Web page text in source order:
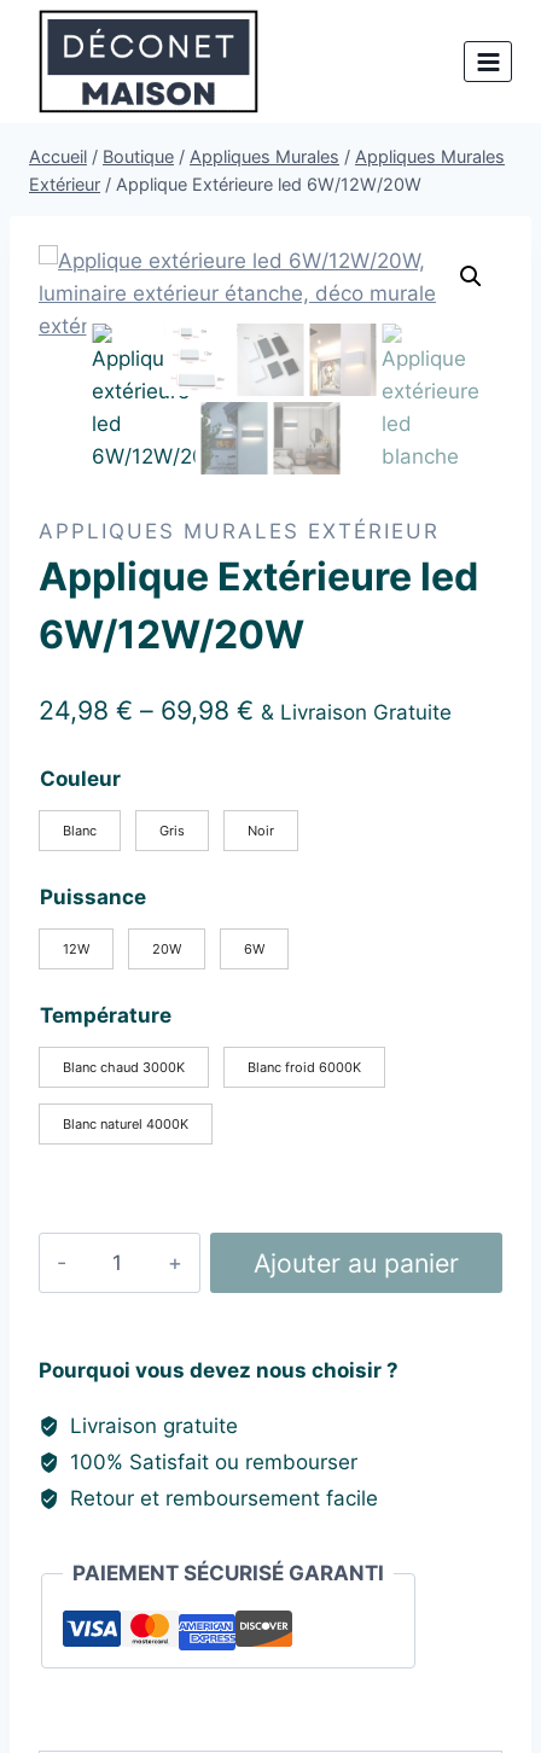
Aller
contenu
Accueil / Boutique / Appliques Murales / Appliques Murales
Extérieur / Applique Extérieure led 6W/12W/20W
APPLIQUES MURALES EXTÉRIEUR
Applique Extérieure led
6W/12W/20W
24,98 € – 69,98 € & Livraison Gratuite
Couleur
Blanc Gris Noir
Puissance
12W 20W 6W
Température
Blanc chaud 3000K Blanc froid 6000K
Blanc naturel 4000K
quantité
led
6W/12W/20W
Ajouter au panier
Pourquoi vous devez nous choisir ?
Livraison gratuite
100% Satisfait ou rembourser
Retour et remboursement facile
PAIEMENT SÉCURISÉ GARANTI